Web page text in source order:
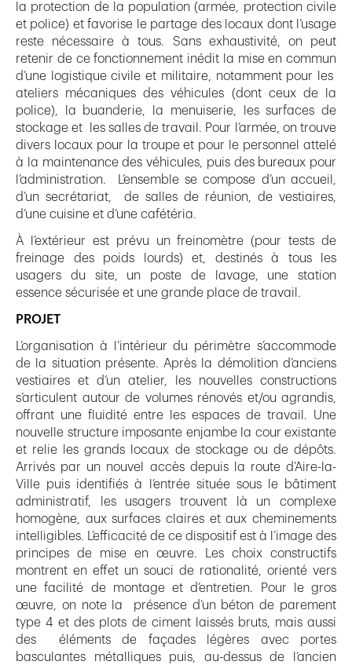
la protection de la population (armée, protection civile
et police) et favorise le partage des locaux dont l’usage
reste nécessaire à tous. Sans exhaustivité, on peut
retenir de ce fonctionnement inédit la mise en commun
d’une logistique civile et militaire, notamment pour les
ateliers mécaniques des véhicules (dont ceux de la
police), la buanderie, la menuiserie, les surfaces de
stockage et les salles de travail. Pour l’armée, on trouve
divers locaux pour la troupe et pour le personnel attelé
à la maintenance des véhicules, puis des bureaux pour
l’administration. L’ensemble se compose d’un accueil,
d’un secrétariat, de salles de réunion, de vestiaires,
d’une cuisine et d’une cafétéria.
À l’extérieur est prévu un freinomètre (pour tests de
freinage des poids lourds) et, destinés à tous les
usagers du site, un poste de lavage, une station
essence sécurisée et une grande place de travail.
PROJET
L’organisation à l’intérieur du périmètre s’accommode
de la situation présente. Après la démolition d’anciens
vestiaires et d’un atelier, les nouvelles constructions
s’articulent autour de volumes rénovés et/ou agrandis,
offrant une fluidité entre les espaces de travail. Une
nouvelle structure imposante enjambe la cour existante
et relie les grands locaux de stockage ou de dépôts.
Arrivés par un nouvel accès depuis la route d’Aire-la-
Ville puis identifiés à l’entrée située sous le bâtiment
administratif, les usagers trouvent là un complexe
homogène, aux surfaces claires et aux cheminements
intelligibles. L’efficacité de ce dispositif est à l’image des
principes de mise en œuvre. Les choix constructifs
montrent en effet un souci de rationalité, orienté vers
une facilité de montage et d’entretien. Pour le gros
œuvre, on note la présence d’un béton de parement
type 4 et des plots de ciment laissés bruts, mais aussi
des éléments de façades légères avec portes
basculantes métalliques puis, au-dessus de l’ancien